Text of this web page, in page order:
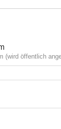
(wird öffentlich